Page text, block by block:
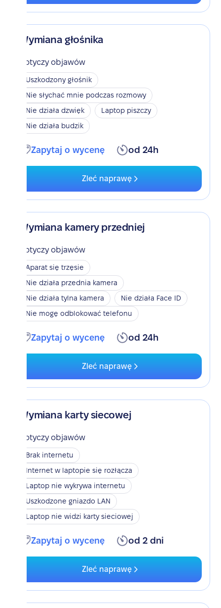
Wymiana głośnika
Dotyczy objawów
Uszkodzony głośnik
Nie słychać mnie podczas rozmowy
Nie działa dzwięk
Laptop piszczy
Nie działa budzik
Zapytaj o wycenę od 24h
Zleć naprawę
Wymiana kamery przedniej
Dotyczy objawów
Aparat się trzęsie
Nie działa przednia kamera
Nie działa tylna kamera
Nie działa Face ID
Nie mogę odblokować telefonu
Zapytaj o wycenę od 24h
Zleć naprawę
Wymiana karty siecowej
Dotyczy objawów
Brak internetu
Internet w laptopie się rozłącza
Laptop nie wykrywa internetu
Uszkodzone gniazdo LAN
Laptop nie widzi karty sieciowej
Zapytaj o wycenę od 2 dni
Zleć naprawę